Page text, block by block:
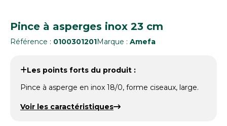
Pince à asperges inox 23 cm
Référence : 0100301201Marque : Amefa
Les points forts du produit :
Pince à asperge en inox 18/0, forme ciseaux, large.
Voir les caractéristiques